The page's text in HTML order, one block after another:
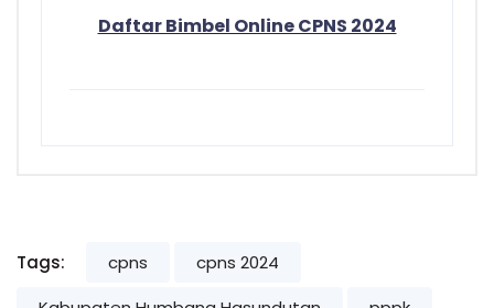
Daftar Bimbel Online CPNS 2024
Tags: cpns
cpns 2024